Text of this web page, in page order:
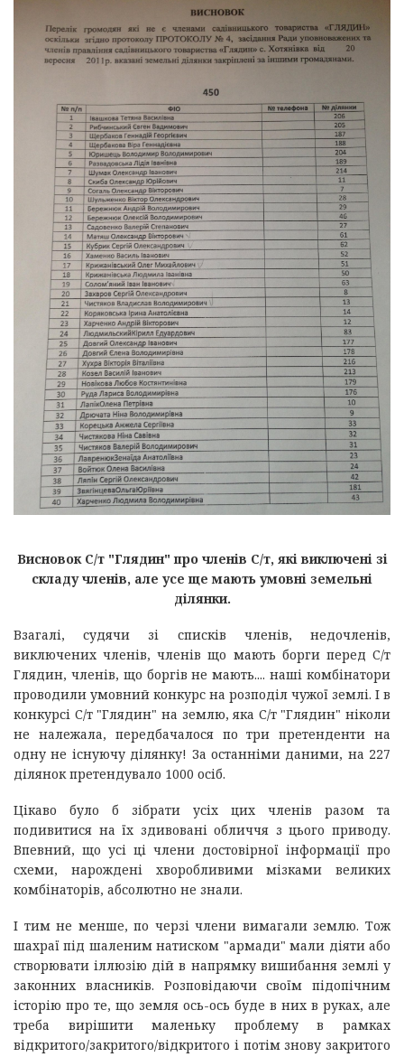
Висновок С/т "Глядин" про членів С/т, які виключені зі
складу членів, але усе ще мають умовні земельні
ділянки.
Взагалі, судячи зі списків членів, недочленів,
виключених членів, членів що мають борги перед С/т
Глядин, членів, що боргів не мають.... наші комбінатори
проводили умовний конкурс на розподіл чужої землі. І в
конкурсі С/т "Глядин" на землю, яка С/т "Глядин" ніколи
не належала, передбачалося по три претенденти на
одну не існуючу ділянку! За останніми даними, на 227
ділянок претендувало 1000 осіб.
Цікаво було б зібрати усіх цих членів разом та
подивитися на їх здивовані обличчя з цього приводу.
Впевний, що усі ці члени достовірної інформації про
схеми, нарождені хворобливими мізками великих
комбінаторів, абсолютно не знали.
І тим не менше, по черзі члени вимагали землю. Тож
шахраї під шаленим натиском "армади" мали діяти або
створювати іллюзію дій в напрямку вишибання землі у
законних власників. Розповідаючи своїм підопічним
історію про те, що земля ось-ось буде в них в руках, але
треба вирішити маленьку проблему в рамках
відкритого/закритого/відкритого і потім знову закритого